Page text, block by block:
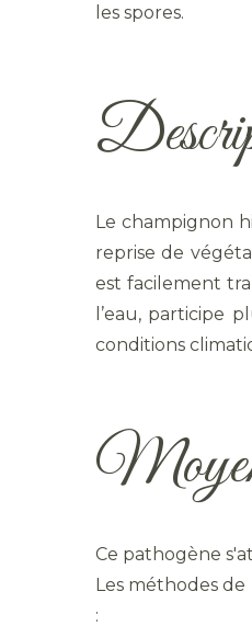
les spores.
Le champignon
reprise de
est facilement
l’eau, participe
conditions
Ce pathogène
Les méthodes
: